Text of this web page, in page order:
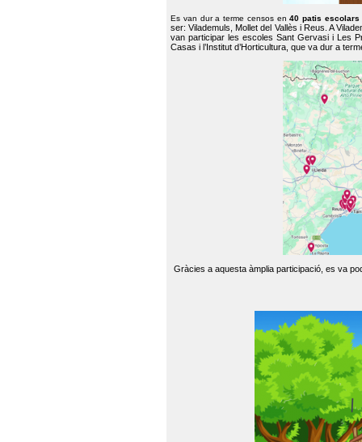
Es van dur a terme censos en40 patis escolars
ser: Vilademuls, Mollet del Vallès i Reus. A
van participar les escoles Sant Gervasi i Les
Casas i l’Institut d’Horticultura, que va dur a
Gràcies a aquesta àmplia participació, es va